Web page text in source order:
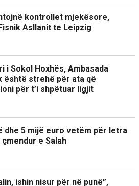
kontrollet mjekësore,
Asllanit te Leipzig
i Sokol Hoxhës, Ambasada
është strehë për ata që
për t’i shpëtuar ligjit
dhe 5 mijë euro vetëm për letra
e Salah
ishin nisur për në punë”,